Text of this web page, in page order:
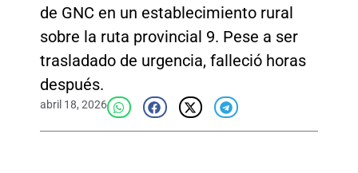
de GNC en un establecimiento rural
sobre la ruta provincial 9. Pese a ser
trasladado de urgencia, falleció horas
después.
abril 18, 2026